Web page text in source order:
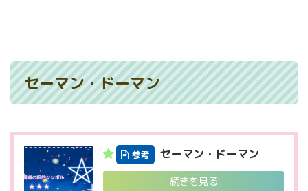
セーマン・ドーマン
参考 セーマン・ドーマン
続きを見る